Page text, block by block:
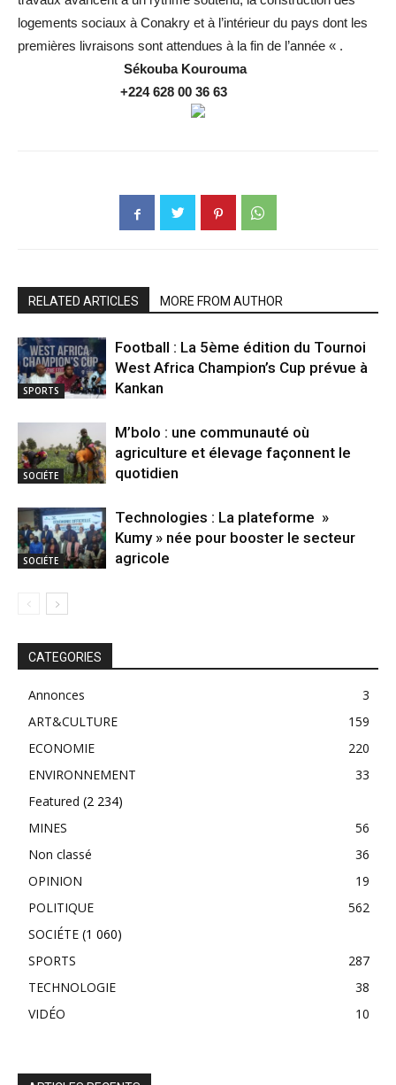
logements sociaux à Conakry et à l’intérieur du pays dont les
premières livraisons sont attendues à la fin de l’année « .
Sékouba Kourouma
+224 628 00 36 63
RELATED ARTICLES MORE FROM AUTHOR
SPORTS
Football : La 5ème édition du Tournoi
West Africa Champion’s Cup prévue à
Kankan
SOCIÉTE
M’bolo : une communauté où
agriculture et élevage façonnent le
quotidien
SOCIÉTE
Technologies : La plateforme »
Kumy » née pour booster le secteur
agricole
CATEGORIES
Annonces
3
ART&CULTURE
159
ECONOMIE
220
ENVIRONNEMENT
33
Featured (2 234)
MINES
56
Non classé
36
OPINION
19
POLITIQUE
562
SOCIÉTE (1 060)
SPORTS
287
TECHNOLOGIE
38
VIDÉO
10